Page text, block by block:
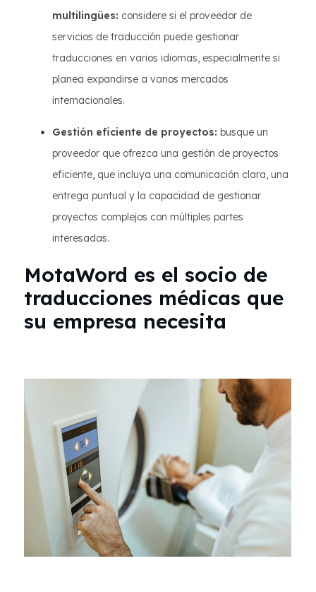
multilingües: considere si el proveedor de
servicios de traducción puede gestionar
traducciones en varios idiomas, especialmente si
planea expandirse a varios mercados
internacionales.
Gestión eficiente de proyectos: busque un
proveedor que ofrezca una gestión de proyectos
eficiente, que incluya una comunicación clara, una
entrega puntual y la capacidad de gestionar
proyectos complejos con múltiples partes
interesadas.
MotaWord es el socio de
traducciones médicas que
su empresa necesita